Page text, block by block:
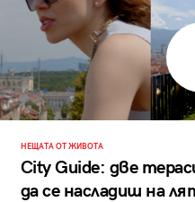
НЕЩАТА ОТ ЖИВОТА
City Guide: две
да се насладиш на